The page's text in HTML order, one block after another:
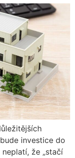
investice do
že „stačí